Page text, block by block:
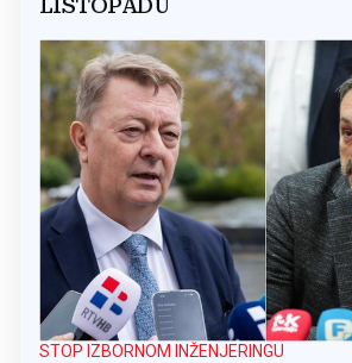
LISTOPADU
STOP IZBORNOM INŽENJERINGU